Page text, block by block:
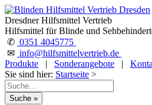
Dresdner Hilfsmittel Vertrieb
Hilfsmittel für Blinde und
✆ 0351 4045775
✉ info@hilfsmittelvertrieb.de
Produkte
| Sonderangebote |
Sie sind hier: Startseite >